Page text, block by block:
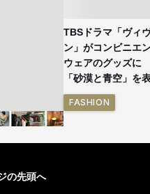
TBSドラマ「ヴィ
ン」がコンビニエ
ウェアのグッズ
「砂漠と青空」を
FASHION
の先頭へ